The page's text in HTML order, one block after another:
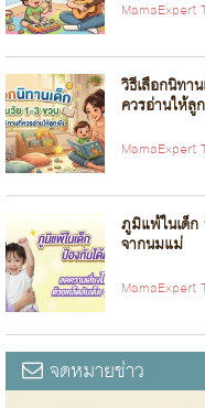
MamaExpert
วิธีเลือกนิทา
ควรอ่านให้ลู
MamaExpert
ภูมิแพ้ในเด็ก
จากนมแม่
MamaExpert
จดหมายข่าว